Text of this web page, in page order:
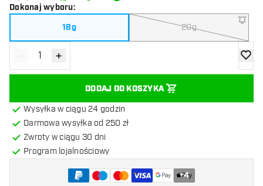
Dokonaj wyboru:
18g
20g
Zmniejsz ilość
- Zwiększ ilość
+
DODAJ DO KOSZYKA
Wysyłka w ciągu 24 godzin
Darmowa wysyłka od 250 zł
Zwroty w ciągu 30 dni
Program lojalnościowy
+4